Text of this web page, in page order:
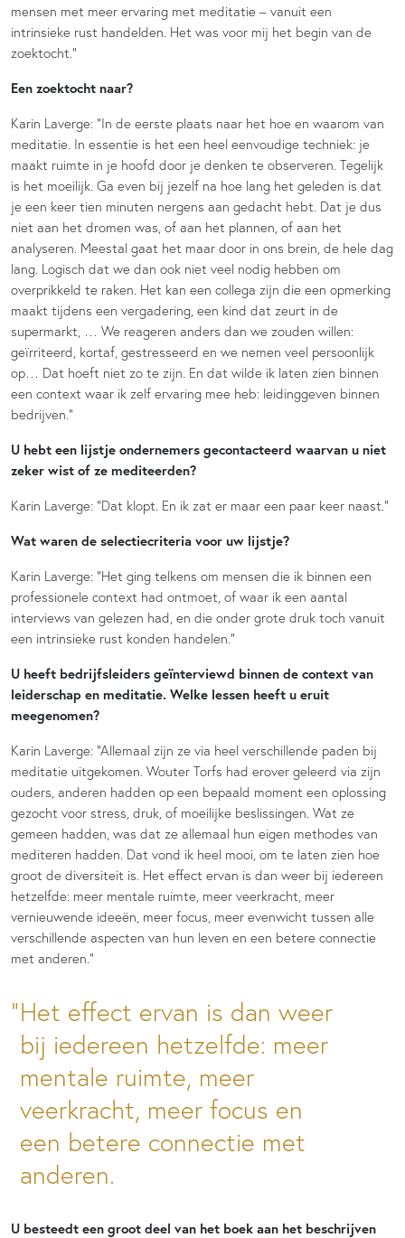
mensen met meer ervaring met meditatie – vanuit een
intrinsieke rust handelden. Het was voor mij het begin van de
zoektocht.”
Een zoektocht naar?
Karin Laverge: “In de eerste plaats naar het hoe en waarom van
meditatie. In essentie is het een heel eenvoudige techniek: je
maakt ruimte in je hoofd door je denken te observeren. Tegelijk
is het moeilijk. Ga even bij jezelf na hoe lang het geleden is dat
je een keer tien minuten nergens aan gedacht hebt. Dat je dus
niet aan het dromen was, of aan het plannen, of aan het
analyseren. Meestal gaat het maar door in ons brein, de hele dag
lang. Logisch dat we dan ook niet veel nodig hebben om
overprikkeld te raken. Het kan een collega zijn die een opmerking
maakt tijdens een vergadering, een kind dat zeurt in de
supermarkt, … We reageren anders dan we zouden willen:
geïrriteerd, kortaf, gestresseerd en we nemen veel persoonlijk
op… Dat hoeft niet zo te zijn. En dat wilde ik laten zien binnen
een context waar ik zelf ervaring mee heb: leidinggeven binnen
bedrijven.”
U hebt een lijstje ondernemers gecontacteerd waarvan u niet
zeker wist of ze mediteerden?
Karin Laverge: “Dat klopt. En ik zat er maar een paar keer naast.”
Wat waren de selectiecriteria voor uw lijstje?
Karin Laverge: “Het ging telkens om mensen die ik binnen een
professionele context had ontmoet, of waar ik een aantal
interviews van gelezen had, en die onder grote druk toch vanuit
een intrinsieke rust konden handelen.”
U heeft bedrijfsleiders geïnterviewd binnen de context van
leiderschap en meditatie. Welke lessen heeft u eruit
meegenomen?
Karin Laverge: “Allemaal zijn ze via heel verschillende paden bij
meditatie uitgekomen. Wouter Torfs had erover geleerd via zijn
ouders, anderen hadden op een bepaald moment een oplossing
gezocht voor stress, druk, of moeilijke beslissingen. Wat ze
gemeen hadden, was dat ze allemaal hun eigen methodes van
mediteren hadden. Dat vond ik heel mooi, om te laten zien hoe
groot de diversiteit is. Het effect ervan is dan weer bij iedereen
hetzelfde: meer mentale ruimte, meer veerkracht, meer
vernieuwende ideeën, meer focus, meer evenwicht tussen alle
verschillende aspecten van hun leven en een betere connectie
met anderen.”
Het effect ervan is dan weer
bij iedereen hetzelfde: meer
mentale ruimte, meer
veerkracht, meer focus en
een betere connectie met
anderen.
U besteedt een groot deel van het boek aan het beschrijven